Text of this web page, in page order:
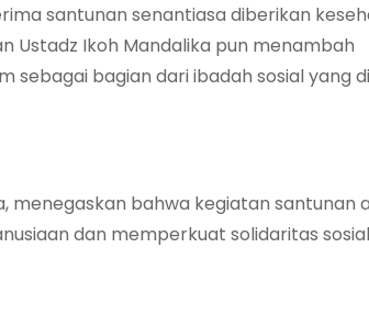
santunan senantiasa diberikan
Ustadz Ikoh Mandalika pun menambah
sebagai bagian dari ibadah sosial yang
menegaskan bahwa kegiatan santunan
dan memperkuat solidaritas